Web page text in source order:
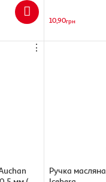
10,90грн
⋮
Ручка